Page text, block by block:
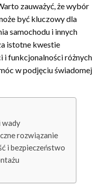
zauważyć, że wybór
być kluczowy dla
samochodu i innych
istotne kwestie
i funkcjonalności różnych
w podjęciu świadomej
wady
rozwiązanie
i bezpieczeństwo